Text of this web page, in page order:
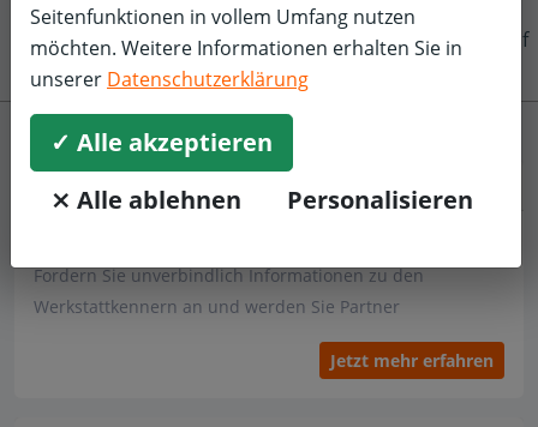
Werkstatt
Fordern Sie unverbindlich Informationen zu den
Werkstattkennern an und werden Sie Partner
Jetzt mehr erfahren
Seitenfunktionen in vollem Umfang nutzen
möchten. Weitere Informationen erhalten Sie in
unserer Datenschutzerklärung
✓ Alle akzeptieren
⨯ Alle ablehnen
Personalisieren
f